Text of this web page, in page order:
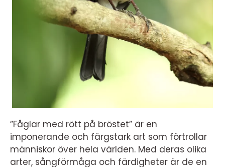
”Fåglar med rött på bröstet” är en
imponerande och färgstark art som förtrollar
människor över hela världen. Med deras olika
arter, sångförmåga och färdigheter är de en